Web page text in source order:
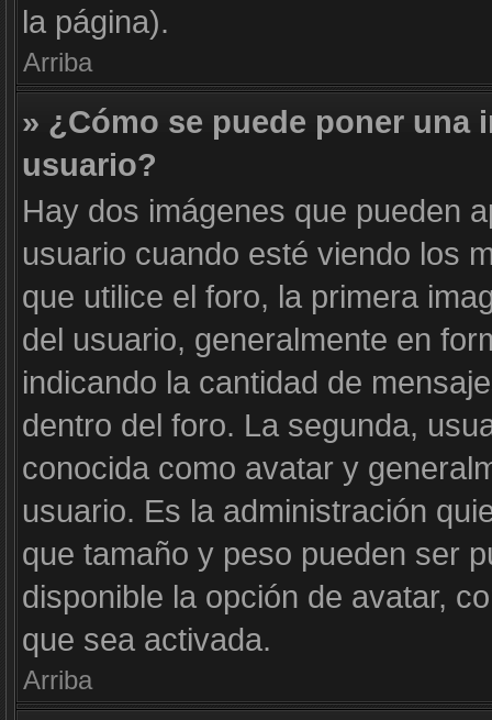
la página).
Arriba
» ¿Cómo se puede poner una
usuario?
Hay dos imágenes que pueden
usuario cuando esté viendo los
que utilice el foro, la primera
del usuario, generalmente en
indicando la cantidad de
dentro del foro. La segunda,
conocida como avatar y
usuario. Es la administración
que tamaño y peso pueden ser
disponible la opción de avatar,
que sea activada.
Arriba